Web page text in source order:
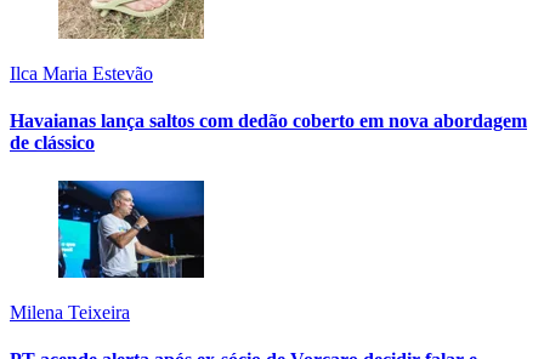
Ilca Maria Estevão
Havaianas lança saltos com dedão coberto em nova abordagem
de clássico
Milena Teixeira